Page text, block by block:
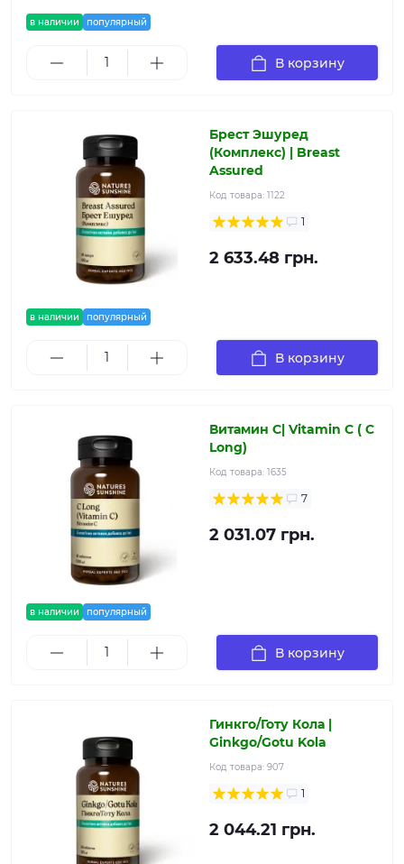
в наличии популярный
В корзину
в наличии популярный
Брест Эшуред
(Комплекс) | Breast
Assured
Код товара: 1122
1
2 633.48 грн.
В корзину
в наличии популярный
Витамин С| Vitamin C ( C
Long)
Код товара: 1635
7
2 031.07 грн.
В корзину
Гинкго/Готу Кола |
Ginkgo/Gotu Kola
Код товара: 907
1
2 044.21 грн.